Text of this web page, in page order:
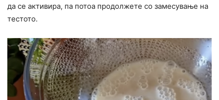
да се активира, па потоа продолжете со замесување на
тестото.